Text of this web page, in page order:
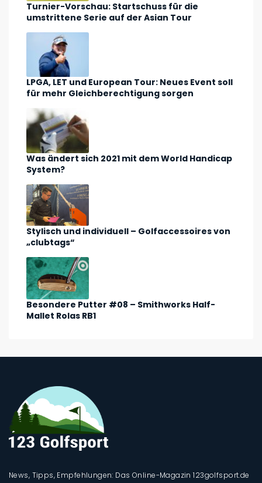
Turnier-Vorschau: Startschuss für die
umstrittene Serie auf der Asian Tour
LPGA, LET und European Tour: Neues Event soll
für mehr Gleichberechtigung sorgen
Was ändert sich 2021 mit dem World Handicap
System?
Stylisch und individuell – Golfaccessoires von
„clubtags“
Besondere Putter #08 – Smithworks Half-
Mallet Rolas RB1
News, Tipps, Empfehlungen: Das Online-Magazin 123golfsport.de